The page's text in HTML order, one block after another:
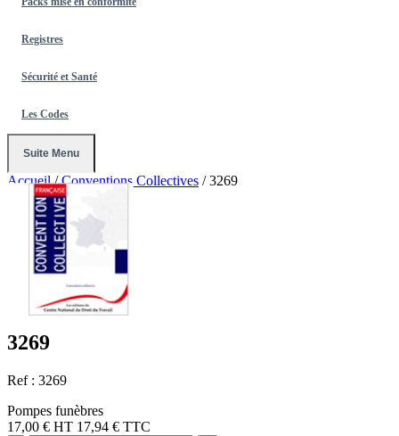
Registres
Sécurité et Santé
Les Codes
Suite Menu
Accueil / Conventions Collectives / 3269
3269
Ref : 3269
Pompes funèbres
17,00 € HT 17,94 € TTC